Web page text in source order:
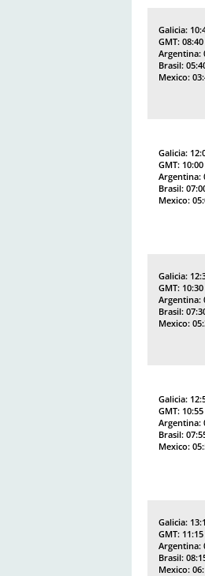
Galicia:
GMT:
Argentina:
Brasil:
Mexico:
Galicia:
GMT:
Argentina:
Brasil:
Mexico:
Galicia:
GMT:
Argentina:
Brasil:
Mexico:
Galicia:
GMT:
Argentina:
Brasil:
Mexico:
Galicia:
GMT:
Argentina:
Brasil:
Mexico: